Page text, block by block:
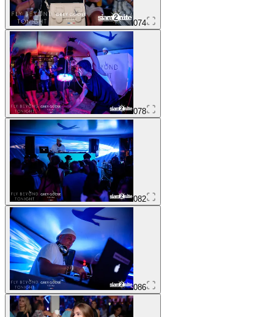
074
078
082
086